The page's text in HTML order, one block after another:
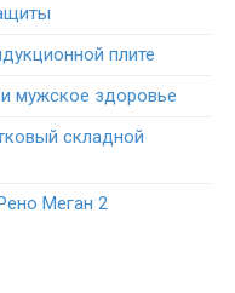
плите
мужское здоровье
складной
Меган 2